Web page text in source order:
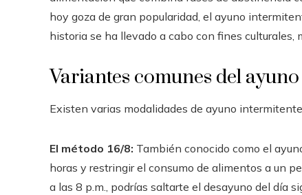
hoy goza de gran popularidad, el ayuno
historia se ha llevado a cabo con fines culturales,
Variantes comunes del
Existen varias modalidades de ayuno
El método 16/8: También conocido como el
horas y restringir el consumo de alimentos a un
a las 8 p.m., podrías saltarte el desayuno del día